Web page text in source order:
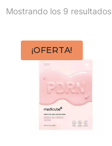
Mostrando los 9 resultados
¡OFERTA!